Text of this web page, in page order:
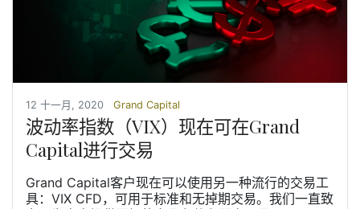
12 十一月, 2020 Grand Capital
波动率指数（VIX）现在可在Grand
Capital进行交易
Grand Capital客户现在可以使用另一种流行的交易工
具：VIX CFD，可用于标准和无掉期交易。我们一直致